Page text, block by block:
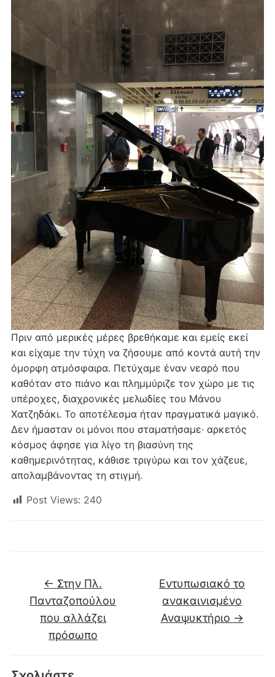
Πριν από μερικές μέρες βρεθήκαμε και εμείς εκεί
και είχαμε την τύχη να ζήσουμε από κοντά αυτή την
όμορφη ατμόσφαιρα. Πετύχαμε έναν νεαρό που
καθόταν στο πιάνο και πλημμύριζε τον χώρο με τις
υπέροχες, διαχρονικές μελωδίες του Μάνου
Χατζηδάκι. Το αποτέλεσμα ήταν πραγματικά μαγικό.
Δεν ήμασταν οι μόνοι που σταματήσαμε· αρκετός
κόσμος άφησε για λίγο τη βιασύνη της
καθημερινότητας, κάθισε τριγύρω και τον χάζευε,
απολαμβάνοντας τη στιγμή.
Post Views: 240
← Στην Πλ.
Πανταζοπούλου
που αλλάζει
πρόσωπο
Εντυπωσιακό το
ανακαινισμένο
Αναψυκτήριο →